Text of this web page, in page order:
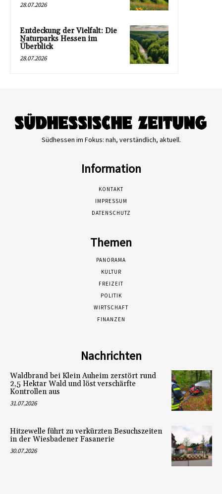
28.07.2026
Entdeckung der Vielfalt: Die
Naturparks Hessen im
Überblick
28.07.2026
Südhessen im Fokus: nah, verständlich, aktuell.
Information
KONTAKT
IMPRESSUM
DATENSCHUTZ
Themen
PANORAMA
KULTUR
FREIZEIT
POLITIK
WIRTSCHAFT
FINANZEN
Nachrichten
Waldbrand bei Klein Auheim zerstört rund
2,5 Hektar Wald und löst verschärfte
Kontrollen aus
31.07.2026
Hitzewelle führt zu verkürzten Besuchszeiten
in der Wiesbadener Fasanerie
30.07.2026